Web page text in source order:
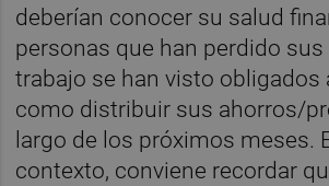
deberían conocer su salud
personas que han perdido
trabajo se han visto obligados
como distribuir sus ahorros/
largo de los próximos meses.
contexto, conviene recordar